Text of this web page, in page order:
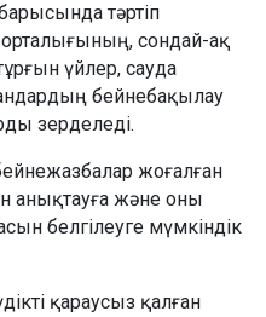
тәртіп
сондай-ақ
үйлер, сауда
бейнебақылау
зерделеді.
жоғалған
анықтауға және оны
белгілеуге мүмкіндік
қараусыз қалған